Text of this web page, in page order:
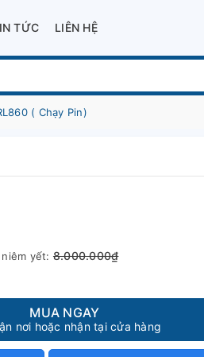
TỨC LIÊN HỆ
( Chạy Pin)
niêm yết: 8.000.000₫
MUA NGAY
nơi hoặc nhận tại cửa hàng